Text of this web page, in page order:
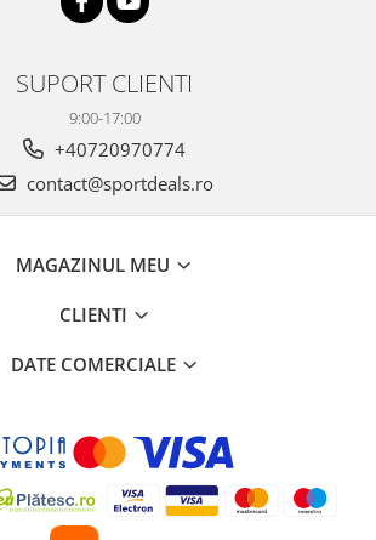
SUPORT CLIENTI
9:00-17:00
+40720970774
contact@sportdeals.ro
MAGAZINUL MEU
CLIENTI
DATE COMERCIALE